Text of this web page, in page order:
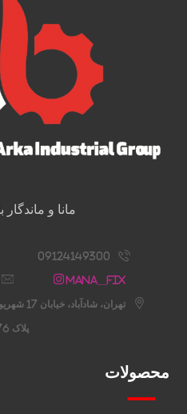
مانا و
09124149300
Mana__fix
تهران،
پلاک 76
محصولات